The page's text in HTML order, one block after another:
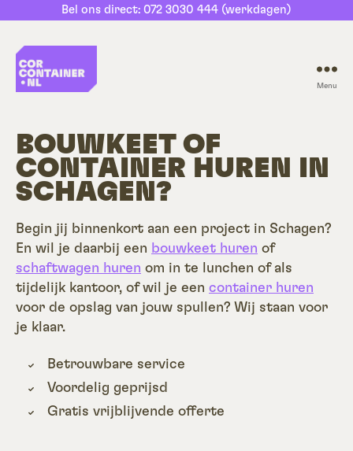
Bel ons direct: 072 3030 444 (werkdagen)
Menu
BOUWKEET OF
CONTAINER HUREN IN
SCHAGEN?
Begin jij binnenkort aan een project in Schagen?
En wil je daarbij een bouwkeet huren of
schaftwagen huren om in te lunchen of als
tijdelijk kantoor, of wil je een container huren
voor de opslag van jouw spullen? Wij staan voor
je klaar.
Betrouwbare service
Voordelig geprijsd
Gratis vrijblijvende offerte